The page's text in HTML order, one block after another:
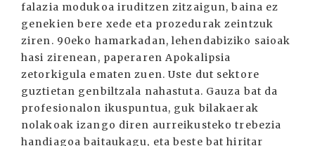
falazia modukoa iruditzen zitzaigun, baina ez
genekien bere xede eta prozedurak zeintzuk
ziren. 90eko hamarkadan, lehendabiziko saioak
hasi zirenean, paperaren Apokalipsia
zetorkigula ematen zuen. Uste dut sektore
guztietan genbiltzala nahastuta. Gauza bat da
profesionalon ikuspuntua, guk bilakaerak
nolakoak izango diren aurreikusteko trebezia
handiagoa baitaukagu, eta beste bat hiritar